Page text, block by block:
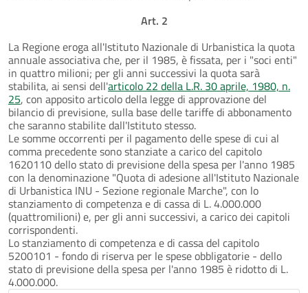
Art. 2
La Regione eroga all'Istituto Nazionale di Urbanistica la quota
annuale associativa che, per il 1985, è fissata, per i "soci enti"
in quattro milioni; per gli anni successivi la quota sarà
stabilita, ai sensi dell'articolo 22 della L.R. 30 aprile, 1980, n.
25, con apposito articolo della legge di approvazione del
bilancio di previsione, sulla base delle tariffe di abbonamento
che saranno stabilite dall'Istituto stesso.
Le somme occorrenti per il pagamento delle spese di cui al
comma precedente sono stanziate a carico del capitolo
1620110 dello stato di previsione della spesa per l'anno 1985
con la denominazione "Quota di adesione all'Istituto Nazionale
di Urbanistica INU - Sezione regionale Marche", con lo
stanziamento di competenza e di cassa di L. 4.000.000
(quattromilioni) e, per gli anni successivi, a carico dei capitoli
corrispondenti.
Lo stanziamento di competenza e di cassa del capitolo
5200101 - fondo di riserva per le spese obbligatorie - dello
stato di previsione della spesa per l'anno 1985 è ridotto di L.
4.000.000.